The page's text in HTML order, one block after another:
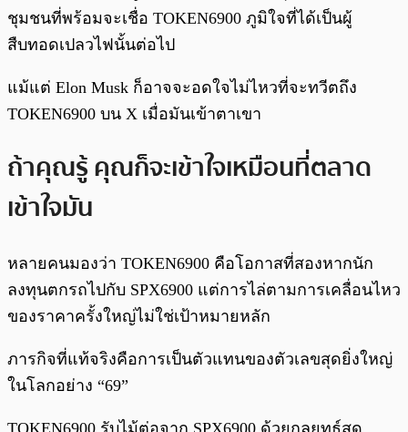
ชุมชนที่พร้อมจะเชื่อ TOKEN6900 ภูมิใจที่ได้เป็นผู้
สืบทอดเปลวไฟนั้นต่อไป
แม้แต่ Elon Musk ก็อาจจะอดใจไม่ไหวที่จะทวีตถึง
TOKEN6900 บน X เมื่อมันเข้าตาเขา
ถ้าคุณรู้ คุณก็จะเข้าใจเหมือนที่ตลาด
เข้าใจมัน
หลายคนมองว่า TOKEN6900 คือโอกาสที่สองหากนัก
ลงทุนตกรถไปกับ SPX6900 แต่การไล่ตามการเคลื่อนไหว
ของราคาครั้งใหญ่ไม่ใช่เป้าหมายหลัก
ภารกิจที่แท้จริงคือการเป็นตัวแทนของตัวเลขสุดยิ่งใหญ่
ในโลกอย่าง “69”
TOKEN6900 รับไม้ต่อจาก SPX6900 ด้วยกลยุทธ์สุด